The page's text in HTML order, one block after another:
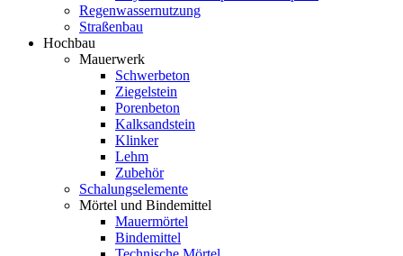
Regenwassernutzung
Straßenbau
Hochbau
Mauerwerk
Schwerbeton
Ziegelstein
Porenbeton
Kalksandstein
Klinker
Lehm
Zubehör
Schalungselemente
Mörtel und Bindemittel
Mauermörtel
Bindemittel